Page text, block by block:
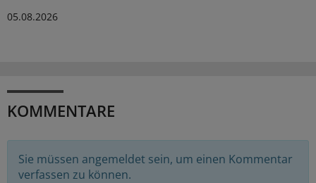
05.08.2026
KOMMENTARE
Sie müssen angemeldet sein, um einen Kommentar
verfassen zu können.